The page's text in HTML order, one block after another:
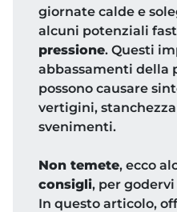
giornate calde e
alcuni potenziali
pressione. Questi
abbassamenti della
possono causare
vertigini,
svenimenti.
Non temete, ecco
consigli, per
In questo articolo,